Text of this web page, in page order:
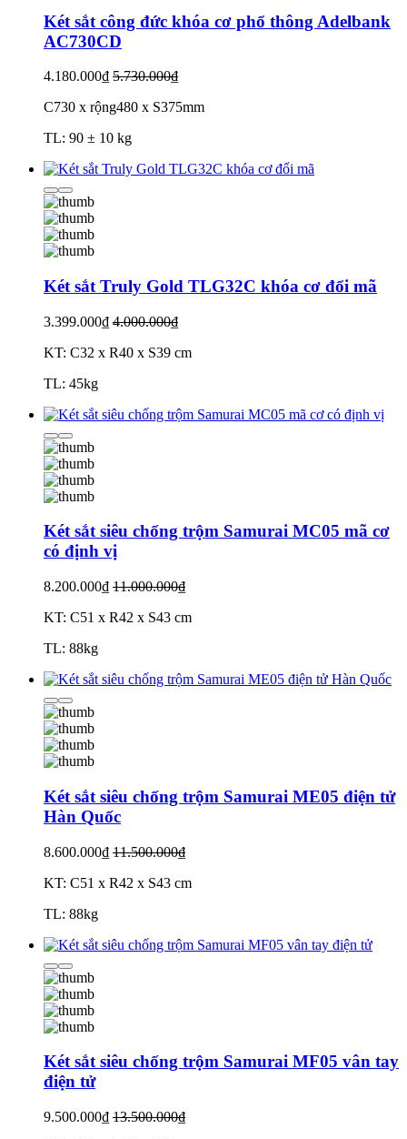
Két sắt công đức khóa cơ phổ thông Adelbank
AC730CD
4.180.000₫ 5.730.000₫
C730 x rộng480 x S375mm
TL: 90 ± 10 kg
Két sắt Truly Gold TLG32C khóa cơ đổi mã
3.399.000₫ 4.000.000₫
KT: C32 x R40 x S39 cm
TL: 45kg
Két sắt siêu chống trộm Samurai MC05 mã cơ
có định vị
8.200.000₫ 11.000.000₫
KT: C51 x R42 x S43 cm
TL: 88kg
Két sắt siêu chống trộm Samurai ME05 điện tử
Hàn Quốc
8.600.000₫ 11.500.000₫
KT: C51 x R42 x S43 cm
TL: 88kg
Két sắt siêu chống trộm Samurai MF05 vân tay
điện tử
9.500.000₫ 13.500.000₫